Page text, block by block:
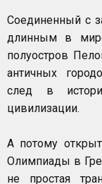
Соединенный с
длинным в
полуостров
античных
след в
цивилизации.
А потому
Олимпиады в
не простая